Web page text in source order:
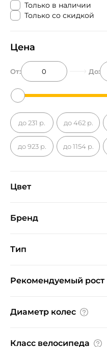
Только в наличии
Только со скидкой
Цена
От: До:
до 231 р. до 462 р.
до 923 р. до 1154 р.
Цвет
Бренд
Upland
Тип
Рекомендуемый рост
см
см
Диаметр колeс
Класс велосипеда